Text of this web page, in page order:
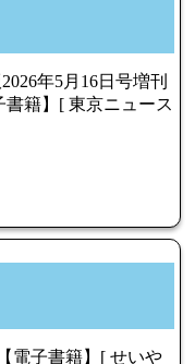
年5月16日号増刊
書籍】[ 東京ニュース
電子書籍】[ せいや